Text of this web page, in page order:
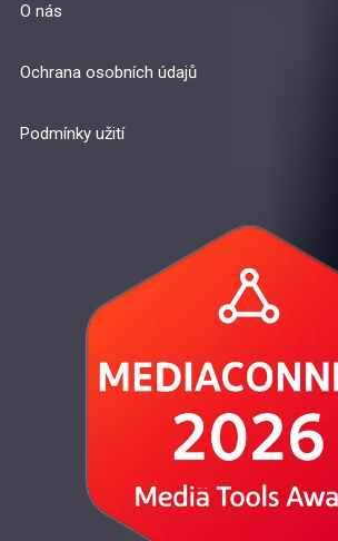
O nás
Ochrana osobních údajů
Podmínky užití